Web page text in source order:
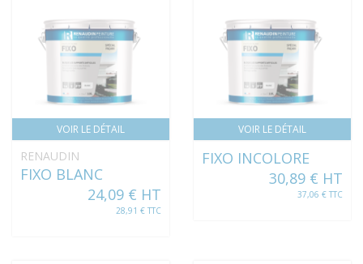
VOIR LE DÉTAIL
RENAUDIN
FIXO BLANC
24,09 € HT
28,91 € TTC
VOIR LE DÉTAIL
FIXO INCOLORE
30,89 € HT
37,06 € TTC